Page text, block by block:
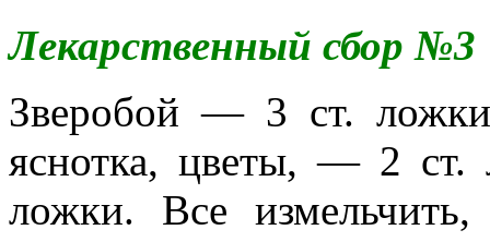
Лекарственный сбор №3
Зверобой — 3 ст.
яснотка, цветы, — 2
ложки. Все